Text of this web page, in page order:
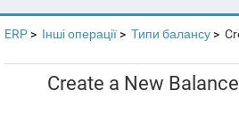
ERP Інші операції Типи балансу
Create a New